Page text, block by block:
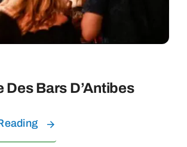
Des Bars D’Antibes